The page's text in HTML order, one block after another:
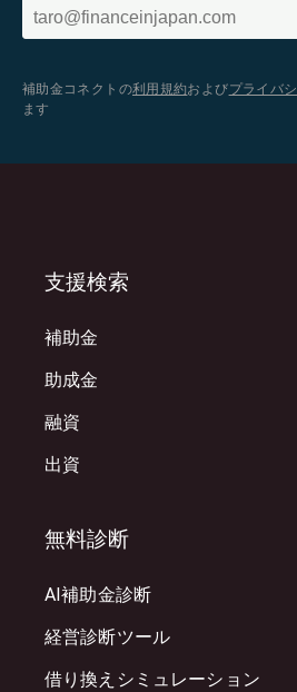
補助金コネクトの利用規約およびプライバ
ます
支援検索
補助金
助成金
融資
出資
無料診断
AI補助金診断
経営診断ツール
借り換えシミュレーション